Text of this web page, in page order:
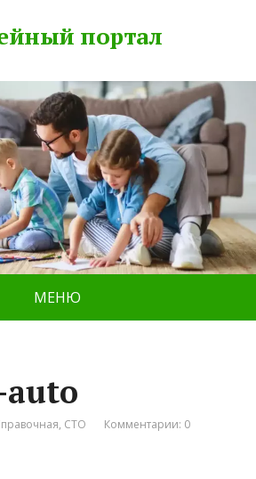
портал
МЕНЮ
, СТО Комментарии: 0